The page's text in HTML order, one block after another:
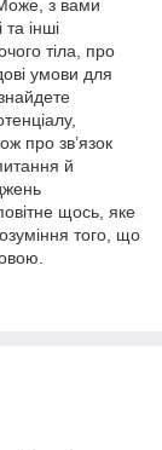
з вами
та інші
тіла, про
умови для
про зв’язок
й
щось, яке
того, що